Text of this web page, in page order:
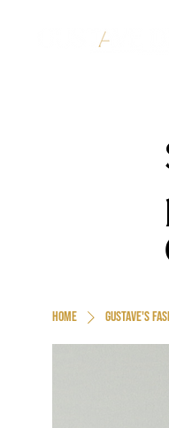
Home Gustave's